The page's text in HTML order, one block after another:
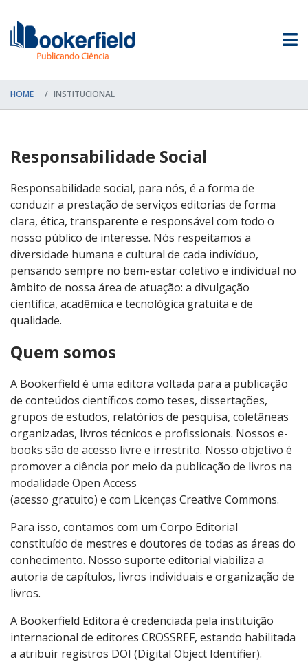
HOME INSTITUCIONAL
Responsabilidade Social
Responsabilidade social, para nós, é a forma de
conduzir a prestação de serviços editorias de forma
clara, ética, transparente e responsável com todo o
nosso público de interesse. Nós respeitamos a
diversidade humana e cultural de cada indivíduo,
pensando sempre no bem-estar coletivo e individual no
âmbito de nossa área de atuação: a divulgação
científica, acadêmica e tecnológica gratuita e de
qualidade.
Quem somos
A Bookerfield é uma editora voltada para a publicação
de conteúdos científicos como teses, dissertações,
grupos de estudos, relatórios de pesquisa, coletâneas
organizadas, livros técnicos e profissionais. Nossos e-
books são de acesso livre e irrestrito. Nosso objetivo é
promover a ciência por meio da publicação de livros na
modalidade Open Access
(acesso gratuito) e com Licenças Creative Commons.
Para isso, contamos com um Corpo Editorial
constituído de mestres e doutores de todas as áreas do
conhecimento. Nosso suporte editorial viabiliza a
autoria de capítulos, livros individuais e organização de
livros.
A Bookerfield Editora é credenciada pela instituição
internacional de editores CROSSREF, estando habilitada
a atribuir registros DOI (Digital Object Identifier).